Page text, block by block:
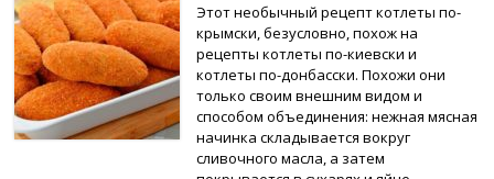
Этот необычный рецепт котлеты по-
крымски, безусловно, похож на
рецепты котлеты по-киевски и
котлеты по-донбасски. Похожи они
только своим внешним видом и
способом объединения: нежная мясная
начинка складывается вокруг
сливочного масла, а затем